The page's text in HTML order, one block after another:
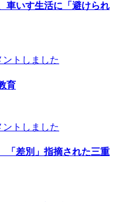
車いす生活に「避けられ
トしました
育
トしました
「差別」指摘された三重